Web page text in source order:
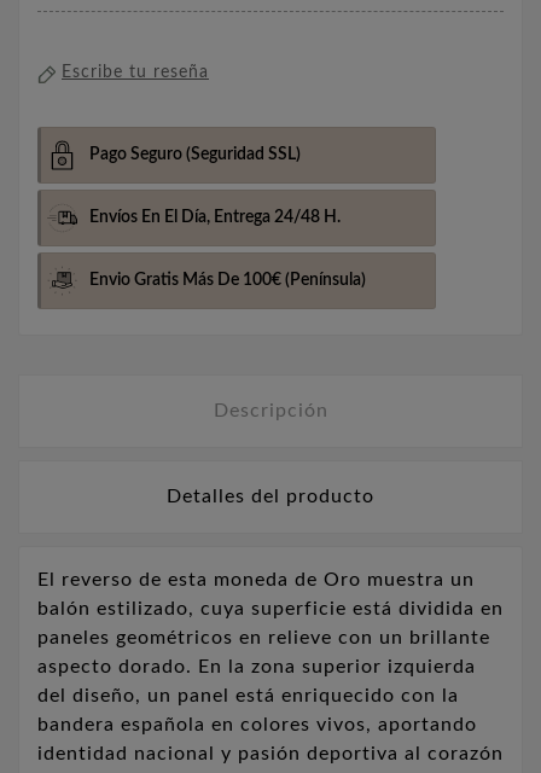
Escribe tu reseña
Pago Seguro (Seguridad SSL)
Envíos En El Día, Entrega 24/48 H.
Envio Gratis Más De 100€ (Península)
Descripción
Detalles del producto
El reverso de esta moneda de Oro muestra un
balón estilizado, cuya superficie está dividida en
paneles geométricos en relieve con un brillante
aspecto dorado. En la zona superior izquierda
del diseño, un panel está enriquecido con la
bandera española en colores vivos, aportando
identidad nacional y pasión deportiva al corazón